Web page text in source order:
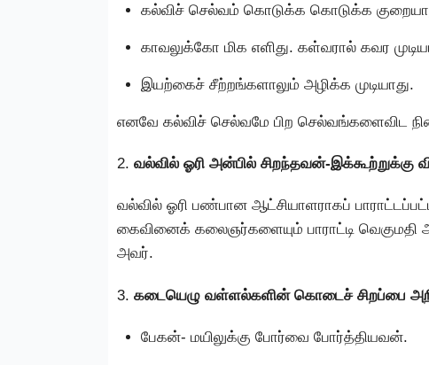
கல்விச் செல்வம் கொடுக்க கொடுக்க
காவலுக்கோ மிக எளிது. கள்வரால் கவர
இயற்கைச் சீற்றங்களாலும் அழிக்க முடியாது.
எனவே கல்விச் செல்வமே பிற செல்வங்களைவிட
2. வல்வில் ஓரி அன்பில் சிறந்தவன்-இக்கூற்றுக்கு
வல்வில் ஓரி பண்பான ஆட்சியாளராகப்
கைவினைக் கலைஞர்களையும் பாராட்டி வெகுமதி
அவர்.
3. கடையெழு வள்ளல்களின் கொடைச் சிறப்பை
பேகன்- மயிலுக்கு போர்வை போர்த்தியவன்.